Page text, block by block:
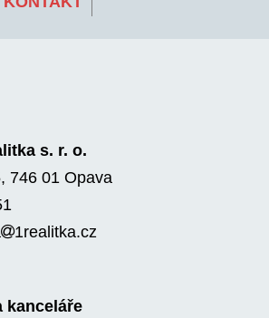
s. r. o.
746 01 Opava
1rea­litka.cz
kanceláře